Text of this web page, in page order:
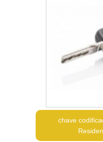
chave